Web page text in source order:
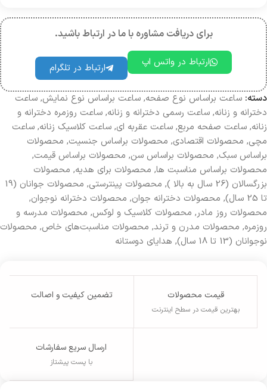
برای دریافت مشاوره با ما در ارتباط باشید.
ارتباط در واتس اپ ارتباط در تلگرام
دسته: ساعت براساس نوع صفحه, ساعت براساس نوع نمایش, ساعت
دخترانه و زنانه, ساعت رسمی دخترانه و زنانه, ساعت روزمره دخترانه و
زنانه, ساعت صفحه مربع, ساعت عقربه ای, ساعت کلاسیک زنانه, ساعت
مچی, محصولات اقتصادی, محصولات براساس جنسیت, محصولات
بر‌اساس سبک, محصولات براساس سن, محصولات براساس قیمت,
محصولات براساس مناسبت ها, محصولات برای هدیه, محصولات
بزرگسالان (26 سال به بالا )
, محصولات پینترستی,
محصولات جوانان (19
تا 25 سال)
, محصولات دخترانه جوان, محصولات دخترانه نوجوان,
محصولات روز مادر, محصولات کلاسیک و لوکس, محصولات مدرسه و
روزمره, محصولات مدرن و ترند, محصولات مناسبت‌های خاص, محصولات
نوجوانان (13 تا 18 سال)
, هدایای دوستانه
قیمت محصولات
بهترین قیمت در سطح اینترنت
تضمین کیفیت و اصالت
ارسال سریع سفارشات
با پست پیشتاز